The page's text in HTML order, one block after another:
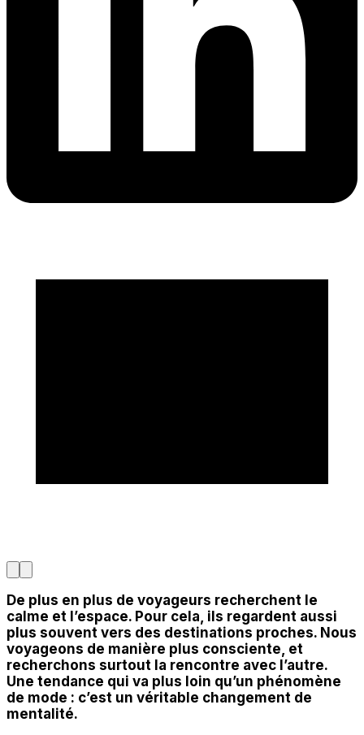
De plus en plus de voyageurs recherchent le
calme et l’espace. Pour cela, ils regardent aussi
plus souvent vers des destinations proches. Nous
voyageons de manière plus consciente, et
recherchons surtout la rencontre avec l’autre.
Une tendance qui va plus loin qu’un phénomène
de mode : c’est un véritable changement de
mentalité.